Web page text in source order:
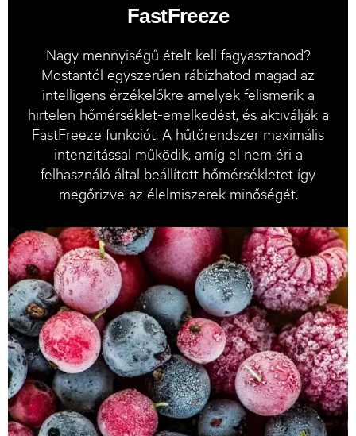
FastFreeze
Nagy mennyiségű ételt kell fagyasztanod?
Mostantól egyszerűen rábízhatod magad az
intelligens érzékelőkre amelyek felismerik a
hirtelen hőmérséklet-emelkedést, és aktiválják a
FastFreeze funkciót. A hűtőrendszer maximális
intenzitással működik, amíg el nem éri a
felhasználó által beállított hőmérsékletet így
megőrizve az élelmiszerek minőségét.